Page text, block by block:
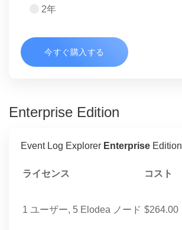
2年
今すぐ購入する
Enterprise Edition
Event Log Explorer Enterprise Edition
ライセンス コスト
1 ユーザー, 5 Elodea ノード $264.00